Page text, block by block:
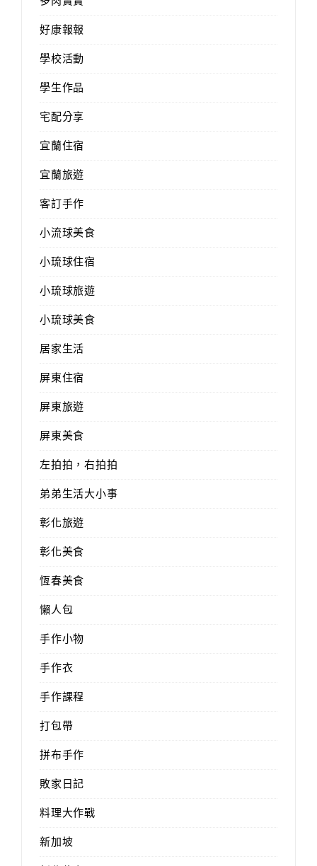
好康報報
學校活動
學生作品
宅配分享
宜蘭住宿
宜蘭旅遊
客訂手作
小流球美食
小琉球住宿
小琉球旅遊
小琉球美食
居家生活
屏東住宿
屏東旅遊
屏東美食
左拍拍，右拍拍
弟弟生活大小事
彰化旅遊
彰化美食
恆春美食
懶人包
手作小物
手作衣
手作課程
打包帶
拼布手作
敗家日記
料理大作戰
新加坡